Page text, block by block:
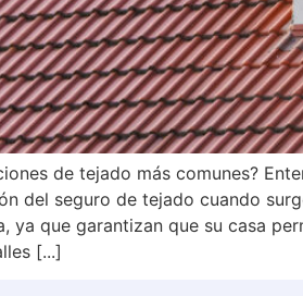
de tejado más comunes?
del seguro de tejado cuando
ya que garantizan que su casa
[...]